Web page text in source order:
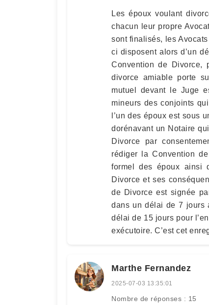
Les époux voulant
chacun leur propre
sont finalisés, les
ci disposent alors d’un
Convention de Divorce,
divorce amiable porte
mutuel devant le Juge
mineurs des conjoints
l’un des époux est sous
dorénavant un Notaire
Divorce par
rédiger la Convention
formel des époux ainsi
Divorce et ses
de Divorce est signée
dans un délai de 7 jours
délai de 15 jours pour
exécutoire. C’est cet
Marthe Fernandez
2025-07-03 13:35:01
Nombre de réponses : 15